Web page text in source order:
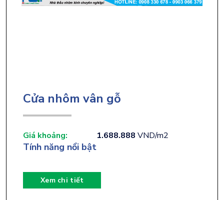
Cửa nhôm vân gỗ
Giá khoảng: 1.688.888 VND/m2
Tính năng nổi bật
Xem chi tiết